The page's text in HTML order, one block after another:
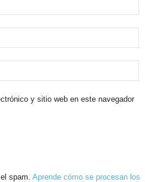
y sitio web en este navegador
spam. Aprende cómo se procesan los